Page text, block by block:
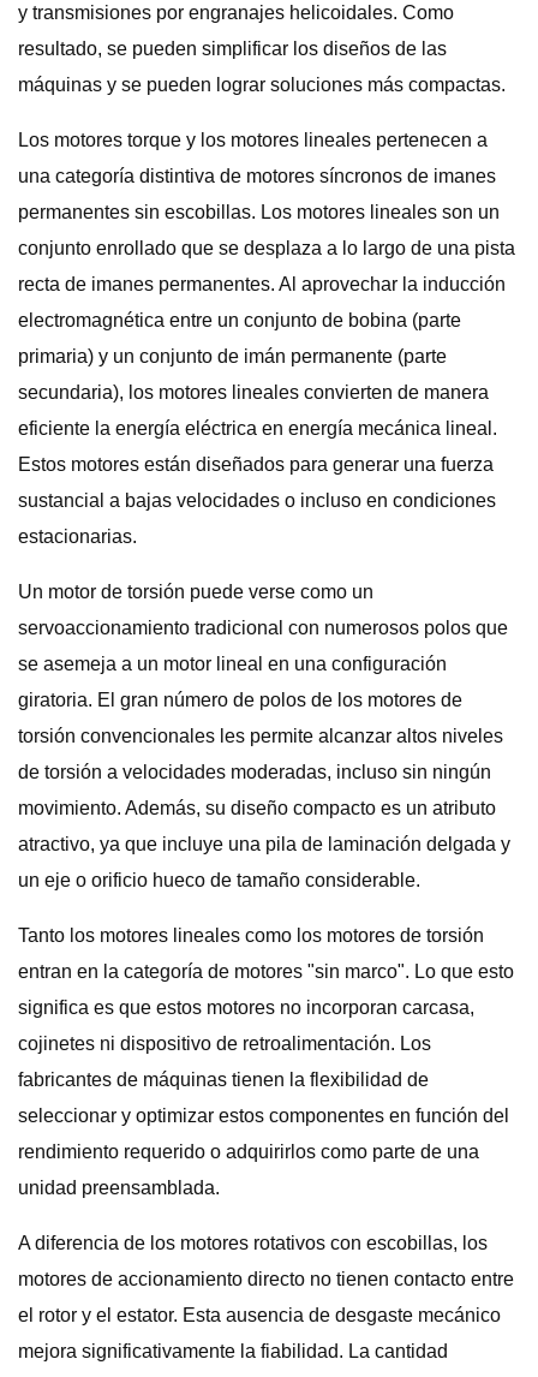
y transmisiones por engranajes helicoidales. Como
resultado, se pueden simplificar los diseños de las
máquinas y se pueden lograr soluciones más compactas.
Los motores torque y los motores lineales pertenecen a
una categoría distintiva de motores síncronos de imanes
permanentes sin escobillas. Los motores lineales son un
conjunto enrollado que se desplaza a lo largo de una pista
recta de imanes permanentes. Al aprovechar la inducción
electromagnética entre un conjunto de bobina (parte
primaria) y un conjunto de imán permanente (parte
secundaria), los motores lineales convierten de manera
eficiente la energía eléctrica en energía mecánica lineal.
Estos motores están diseñados para generar una fuerza
sustancial a bajas velocidades o incluso en condiciones
estacionarias.
Un motor de torsión puede verse como un
servoaccionamiento tradicional con numerosos polos que
se asemeja a un motor lineal en una configuración
giratoria. El gran número de polos de los motores de
torsión convencionales les permite alcanzar altos niveles
de torsión a velocidades moderadas, incluso sin ningún
movimiento. Además, su diseño compacto es un atributo
atractivo, ya que incluye una pila de laminación delgada y
un eje o orificio hueco de tamaño considerable.
Tanto los motores lineales como los motores de torsión
entran en la categoría de motores "sin marco". Lo que esto
significa es que estos motores no incorporan carcasa,
cojinetes ni dispositivo de retroalimentación. Los
fabricantes de máquinas tienen la flexibilidad de
seleccionar y optimizar estos componentes en función del
rendimiento requerido o adquirirlos como parte de una
unidad preensamblada.
A diferencia de los motores rotativos con escobillas, los
motores de accionamiento directo no tienen contacto entre
el rotor y el estator. Esta ausencia de desgaste mecánico
mejora significativamente la fiabilidad. La cantidad